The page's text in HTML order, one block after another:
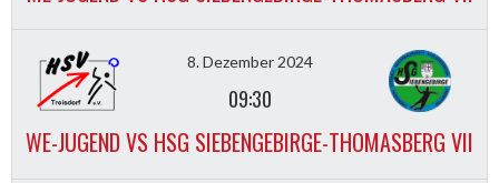
8. Dezember 2024
09:30
WE-JUGEND VS HSG SIEBENGEBIRGE-THOMASBERG VII